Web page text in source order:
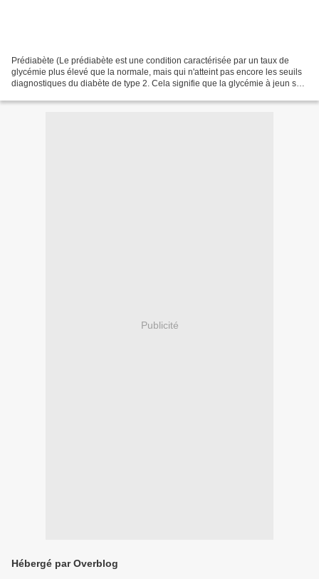
Prédiabète (Le prédiabète est une condition caractérisée par un taux de
glycémie plus élevé que la normale, mais qui n'atteint pas encore les seuils
diagnostiques du diabète de type 2. Cela signifie que la glycémie à jeun se
Publicité
Hébergé par Overblog